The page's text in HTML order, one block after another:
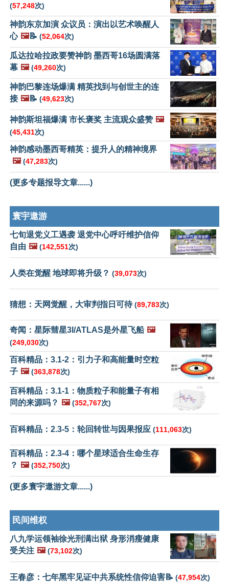
(57,248次)
神韵东京加演 众议员：演出以艺术唤醒人
心 🖼️📝 (52,064次)
瓜达拉哈拉政要赞神韵 墨西哥16场圆满落
幕 🖼️ (49,260次)
神韵巴黎连场爆满 精英找到与创世主的连
接 🖼️📝 (49,623次)
神韵斯坦福爆满 市长褒奖 主流观众盛赞 🖼️
(45,431次)
神韵感动墨西哥精英：提升人的精神境界
🖼️ (47,283次)
(更多专题报导文章......)
寰宇遨游
七旬退党义工遇袭 退党中心呼吁维护信仰
自由 🖼️ (142,551次)
人类在觉醒 地球即将升级？ (39,073次)
猜想：天网觉醒，大审判指日可待(89,783次)
奇闻：星际彗星3I/ATLAS是外星飞船 🖼️
(249,030次)
百科精品：3.1-2：引力子和高能量时空粒
子 🖼️ (363,878次)
百科精品：3.1-1：物质粒子和能量子有相
同的来源吗？ 🖼️ (352,767次)
百科精品：2.3-5：轮回转世与因果报应 (111,063次)
百科精品：2.3-4：哪个星球适合生命生存
？ 🖼️ (352,750次)
(更多寰宇遨游文章......)
民间维权
八九学运领袖徐光刑满出狱 身形消瘦健康
受关注 🖼️ (73,102次)
王春彦：七年黑牢见证中共系统性信仰迫害📝 (47,954次)